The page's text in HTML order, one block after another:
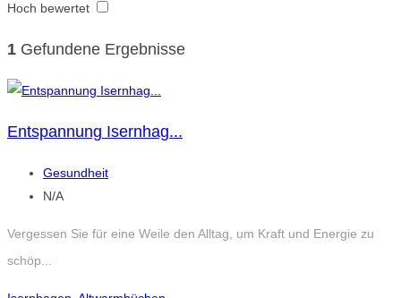
Hoch bewertet
1 Gefundene Ergebnisse
Entspannung Isernhag...
Gesundheit
N/A
Vergessen Sie für eine Weile den Alltag, um Kraft und Energie zu
schöp...